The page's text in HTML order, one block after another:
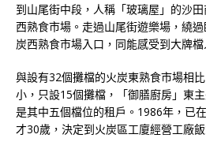
到山尾街中段，人稱「玻璃屋」的沙
西熟食市場。走過山尾街遊樂場，繞
炭西熟食市場入口，同能感受到大牌
與設有32個攤檔的火炭東熟食市場相
小，只設15個攤檔，「御膳廚房」東
是其中五個檔位的租戶。1986年，已
才30歲，決定到火炭區工廈經營工廠